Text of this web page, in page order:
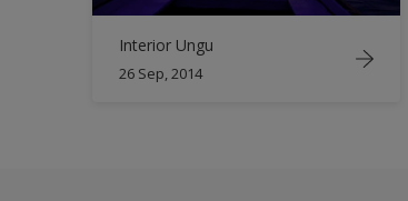
Interior Ungu
26 Sep, 2014